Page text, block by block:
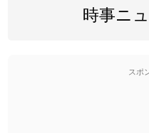
時事ニ
スポ